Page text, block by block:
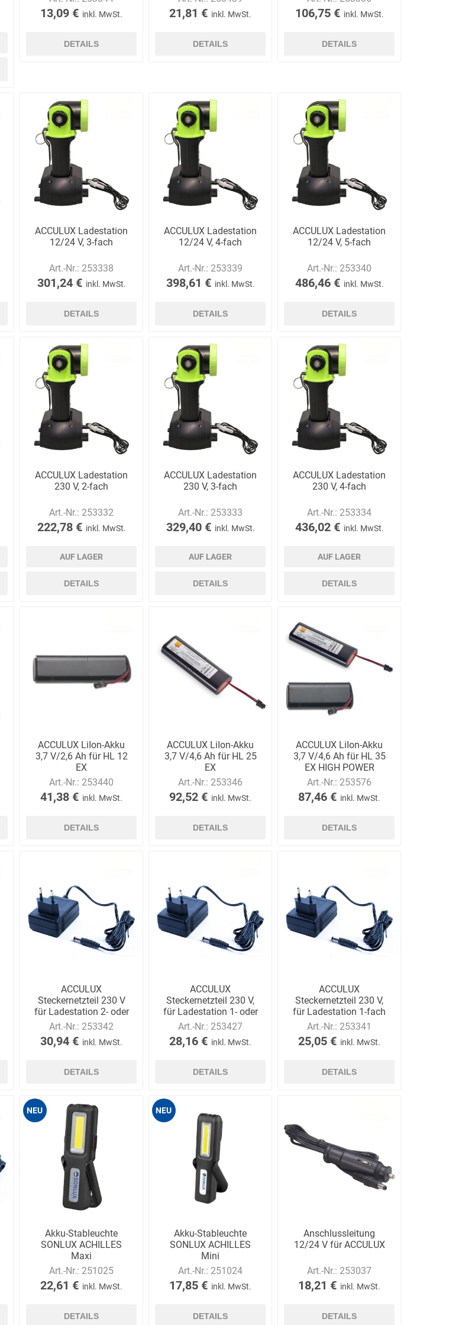
ecomed-
Ekastu
Elektrolux
Elsterwerk
EMAREI
safety tools
(Ing. Daum)
Endres Tools
13,09 € inkl. MwSt.
DETAILS
21,81 € inkl. MwSt.
DETAILS
106,75 € inkl. MwSt.
DETAILS
ACCULUX Ladestation
12/24 V, 3-fach
Art.-Nr.: 253338
301,24 € inkl. MwSt.
DETAILS
ACCULUX Ladestation
12/24 V, 4-fach
Art.-Nr.: 253339
398,61 € inkl. MwSt.
DETAILS
ACCULUX Ladestation
12/24 V, 5-fach
Art.-Nr.: 253340
486,46 € inkl. MwSt.
DETAILS
ACCULUX Ladestation
230 V, 2-fach
Art.-Nr.: 253332
222,78 € inkl. MwSt.
AUF LAGER
DETAILS
ACCULUX Ladestation
230 V, 3-fach
Art.-Nr.: 253333
329,40 € inkl. MwSt.
AUF LAGER
DETAILS
ACCULUX Ladestation
230 V, 4-fach
Art.-Nr.: 253334
436,02 € inkl. MwSt.
AUF LAGER
DETAILS
ACCULUX LiIon-Akku
3,7 V/2,6 Ah für HL 12
EX
Art.-Nr.: 253440
41,38 € inkl. MwSt.
DETAILS
ACCULUX LiIon-Akku
3,7 V/4,6 Ah für HL 25
EX
Art.-Nr.: 253346
92,52 € inkl. MwSt.
DETAILS
ACCULUX LiIon-Akku
3,7 V/4,6 Ah für HL 35
EX HIGH POWER
Art.-Nr.: 253576
87,46 € inkl. MwSt.
DETAILS
ACCULUX
Steckernetzteil 230 V
für Ladestation 2- oder
3-fach
Art.-Nr.: 253342
30,94 € inkl. MwSt.
DETAILS
ACCULUX
Steckernetzteil 230 V,
für Ladestation 1- oder
2-fach
Art.-Nr.: 253427
28,16 € inkl. MwSt.
DETAILS
ACCULUX
Steckernetzteil 230 V,
für Ladestation 1-fach
Art.-Nr.: 253341
25,05 € inkl. MwSt.
DETAILS
NEU
Akku-Stableuchte
SONLUX ACHILLES
Maxi
Art.-Nr.: 251025
22,61 € inkl. MwSt.
DETAILS
NEU
Akku-Stableuchte
SONLUX ACHILLES
Mini
Art.-Nr.: 251024
17,85 € inkl. MwSt.
DETAILS
Anschlussleitung
12/24 V für ACCULUX
Art.-Nr.: 253037
18,21 € inkl. MwSt.
DETAILS